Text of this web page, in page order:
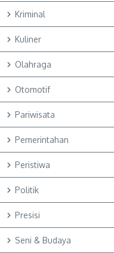
Kriminal
Kuliner
Olahraga
Otomotif
Pariwisata
Pemerintahan
Peristiwa
Politik
Presisi
Seni & Budaya